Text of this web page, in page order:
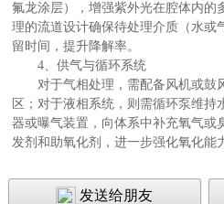
氟龙涂层），增强紫外光在腔体内的
理的流道设计确保待处理介质（水或
留时间，提升降解率。
4、供气与循环系统
对于气相处理，需配备风机或鼓
区；对于液相系统，则需循环泵维持
器或曝气装置，向体系中补充氧气或
发剂和助氧化剂，进一步强化氧化能
发送给朋友